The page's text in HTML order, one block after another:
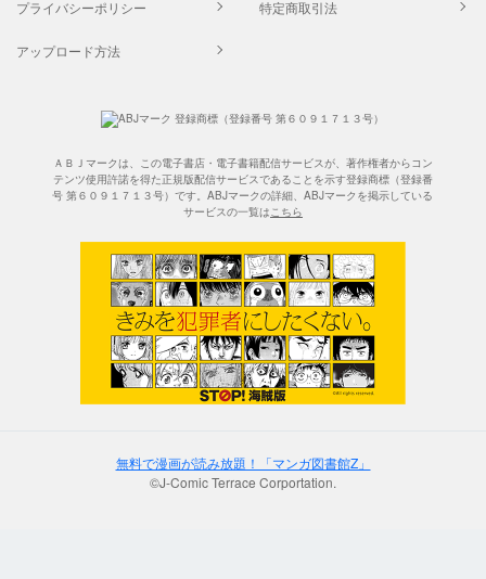
プライバシーポリシー 特定商取引法
アップロード方法
ＡＢＪマークは、この電子書店・電子書籍配信サービスが、著作権者からコン
テンツ使用許諾を得た正規版配信サービスであることを示す登録商標（登録番
号 第６０９１７１３号）です。ABJマークの詳細、ABJマークを掲示している
サービスの一覧はこちら
無料で漫画が読み放題！「マンガ図書館Z」
©J-Comic Terrace Corportation.